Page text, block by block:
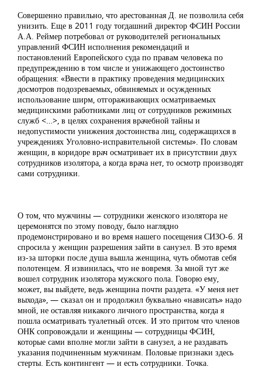
Совершенно правильно, что арестованная Д. не позволила себя
унизить. Еще в 2011 году тогдашний директор ФСИН России
А.А. Реймер потребовал от руководителей региональных
управлений ФСИН исполнения рекомендаций и
постановлений Европейского суда по правам человека по
предупреждению в том числе и унижающего достоинство
обращения: «Ввести в практику проведения медицинских
досмотров подозреваемых, обвиняемых и осужденных
использование ширм, отгораживающих осматриваемых
медицинскими работниками лиц от сотрудников режимных
служб <…>, в целях сохранения врачебной тайны и
недопустимости унижения достоинства лиц, содержащихся в
учреждениях Уголовно-исправительной системы». По словам
женщин, в коридоре врач осматривает их в присутствии двух
сотрудников изолятора, а когда врача нет, то осмотр производят
сами сотрудники.
О том, что мужчины — сотрудники женского изолятора не
церемонятся по этому поводу, было наглядно
продемонстрировано и во время нашего посещения СИЗО-6. Я
спросила у женщин разрешения зайти в санузел. В это время
из-за шторки после душа вышла женщина, чуть обмотав себя
полотенцем. Я извинилась, что не вовремя. За мной тут же
вошел сотрудник изолятора мужского пола. Говорю ему,
может, вы выйдете, ведь женщина почти раздета. «У меня нет
выхода», — сказал он и продолжил буквально «нависать» надо
мной, не оставляя никакого личного пространства, когда я
пошла осматривать туалетный отсек. И это притом что членов
ОНК сопровождали и женщины — сотрудницы ФСИН,
которые сами вполне могли зайти в санузел, а не раздавать
указания подчиненным мужчинам. Половые признаки здесь
стерты. Есть контингент — и есть сотрудники. Точка.